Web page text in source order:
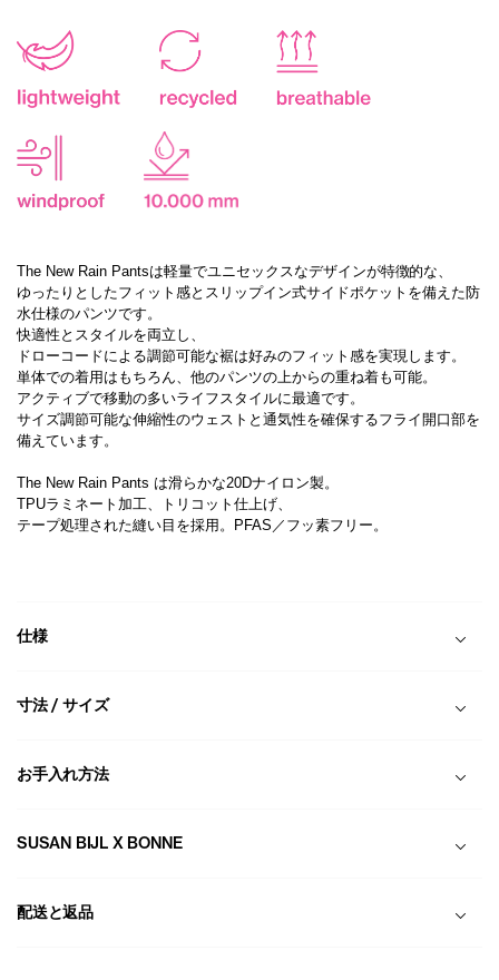
The New Rain Pantsは軽量でユニセックスなデザインが特徴的な、
ゆったりとしたフィット感とスリップイン式サイドポケットを備えた防
水仕様のパンツです。
快適性とスタイルを両立し、
ドローコードによる調節可能な裾は好みのフィット感を実現します。
単体での着用はもちろん、他のパンツの上からの重ね着も可能。
アクティブで移動の多いライフスタイルに最適です。
サイズ調節可能な伸縮性のウェストと通気性を確保するフライ開口部を
備えています。
The New Rain Pants は滑らかな20Dナイロン製。
TPUラミネート加工、トリコット仕上げ、
テープ処理された縫い目を採用。PFAS／フッ素フリー。
仕様
寸法 / サイズ
お手入れ方法
SUSAN BIJL X BONNE
配送と返品